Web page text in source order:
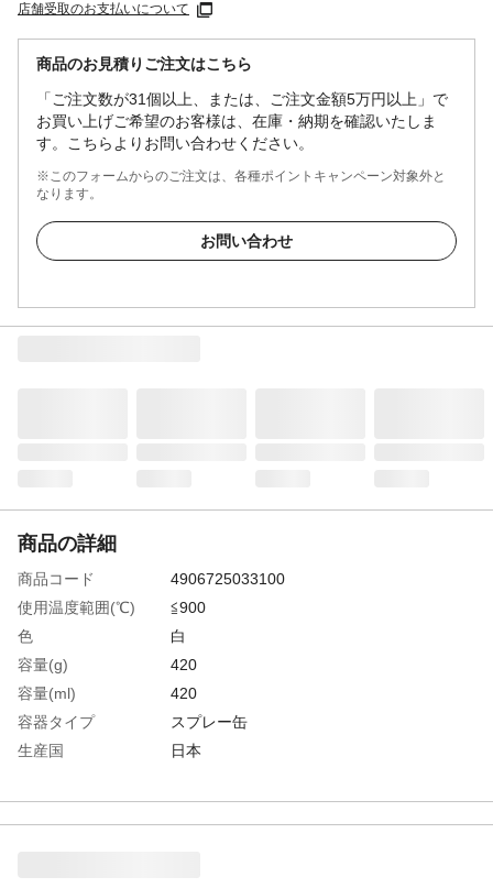
店舗受取のお支払いについて
商品のお見積りご注文はこちら
「ご注文数が31個以上、または、ご注文金額5万円以上」で
お買い上げご希望のお客様は、在庫・納期を確認いたしま
す。こちらよりお問い合わせください。
※このフォームからのご注文は、各種ポイントキャンペーン対象外と
なります。
お問い合わせ
商品の詳細
商品コード
4906725033100
使用温度範囲(℃)
≦900
色
白
容量(g)
420
容量(ml)
420
容器タイプ
スプレー缶
生産国
日本
材質1
主成分:チッ化ホウ素（ＢＮ）